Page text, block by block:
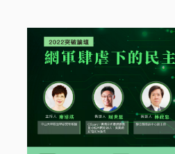
長風基金會